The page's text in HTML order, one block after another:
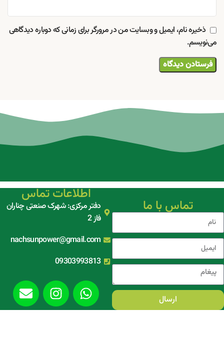
ذخیره نام، ایمیل و وبسایت من در مرورگر برای زمانی که دوباره دیدگاهی
می‌نویسم.
تماس با ما
ارسال
اطلاعات تماس
دفتر مرکزی: شهرک صنعتی چناران
فاز 2
nachsunpower@gmail.com
09303993813